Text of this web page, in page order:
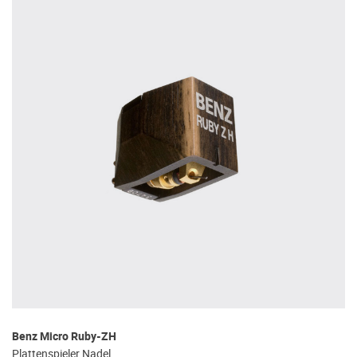
Benz Micro Ruby-ZH